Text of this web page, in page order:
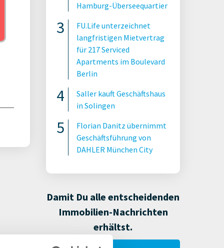
Hamburg-Überseequartier
FU.Life unterzeichnet
langfristigen Mietvertrag
für 217 Serviced
Apartments im Boulevard
Berlin
Saller kauft Geschäftshaus
in Solingen
Florian Danitz übernimmt
Geschäftsführung von
DAHLER München City
Damit Du alle entscheidenden
Immobilien-Nachrichten
erhältst.